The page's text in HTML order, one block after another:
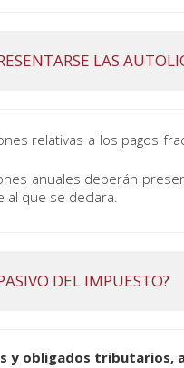
LAS
relativas a los pagos
anuales deberán
al que se declara.
DEL IMPUESTO?
y obligados